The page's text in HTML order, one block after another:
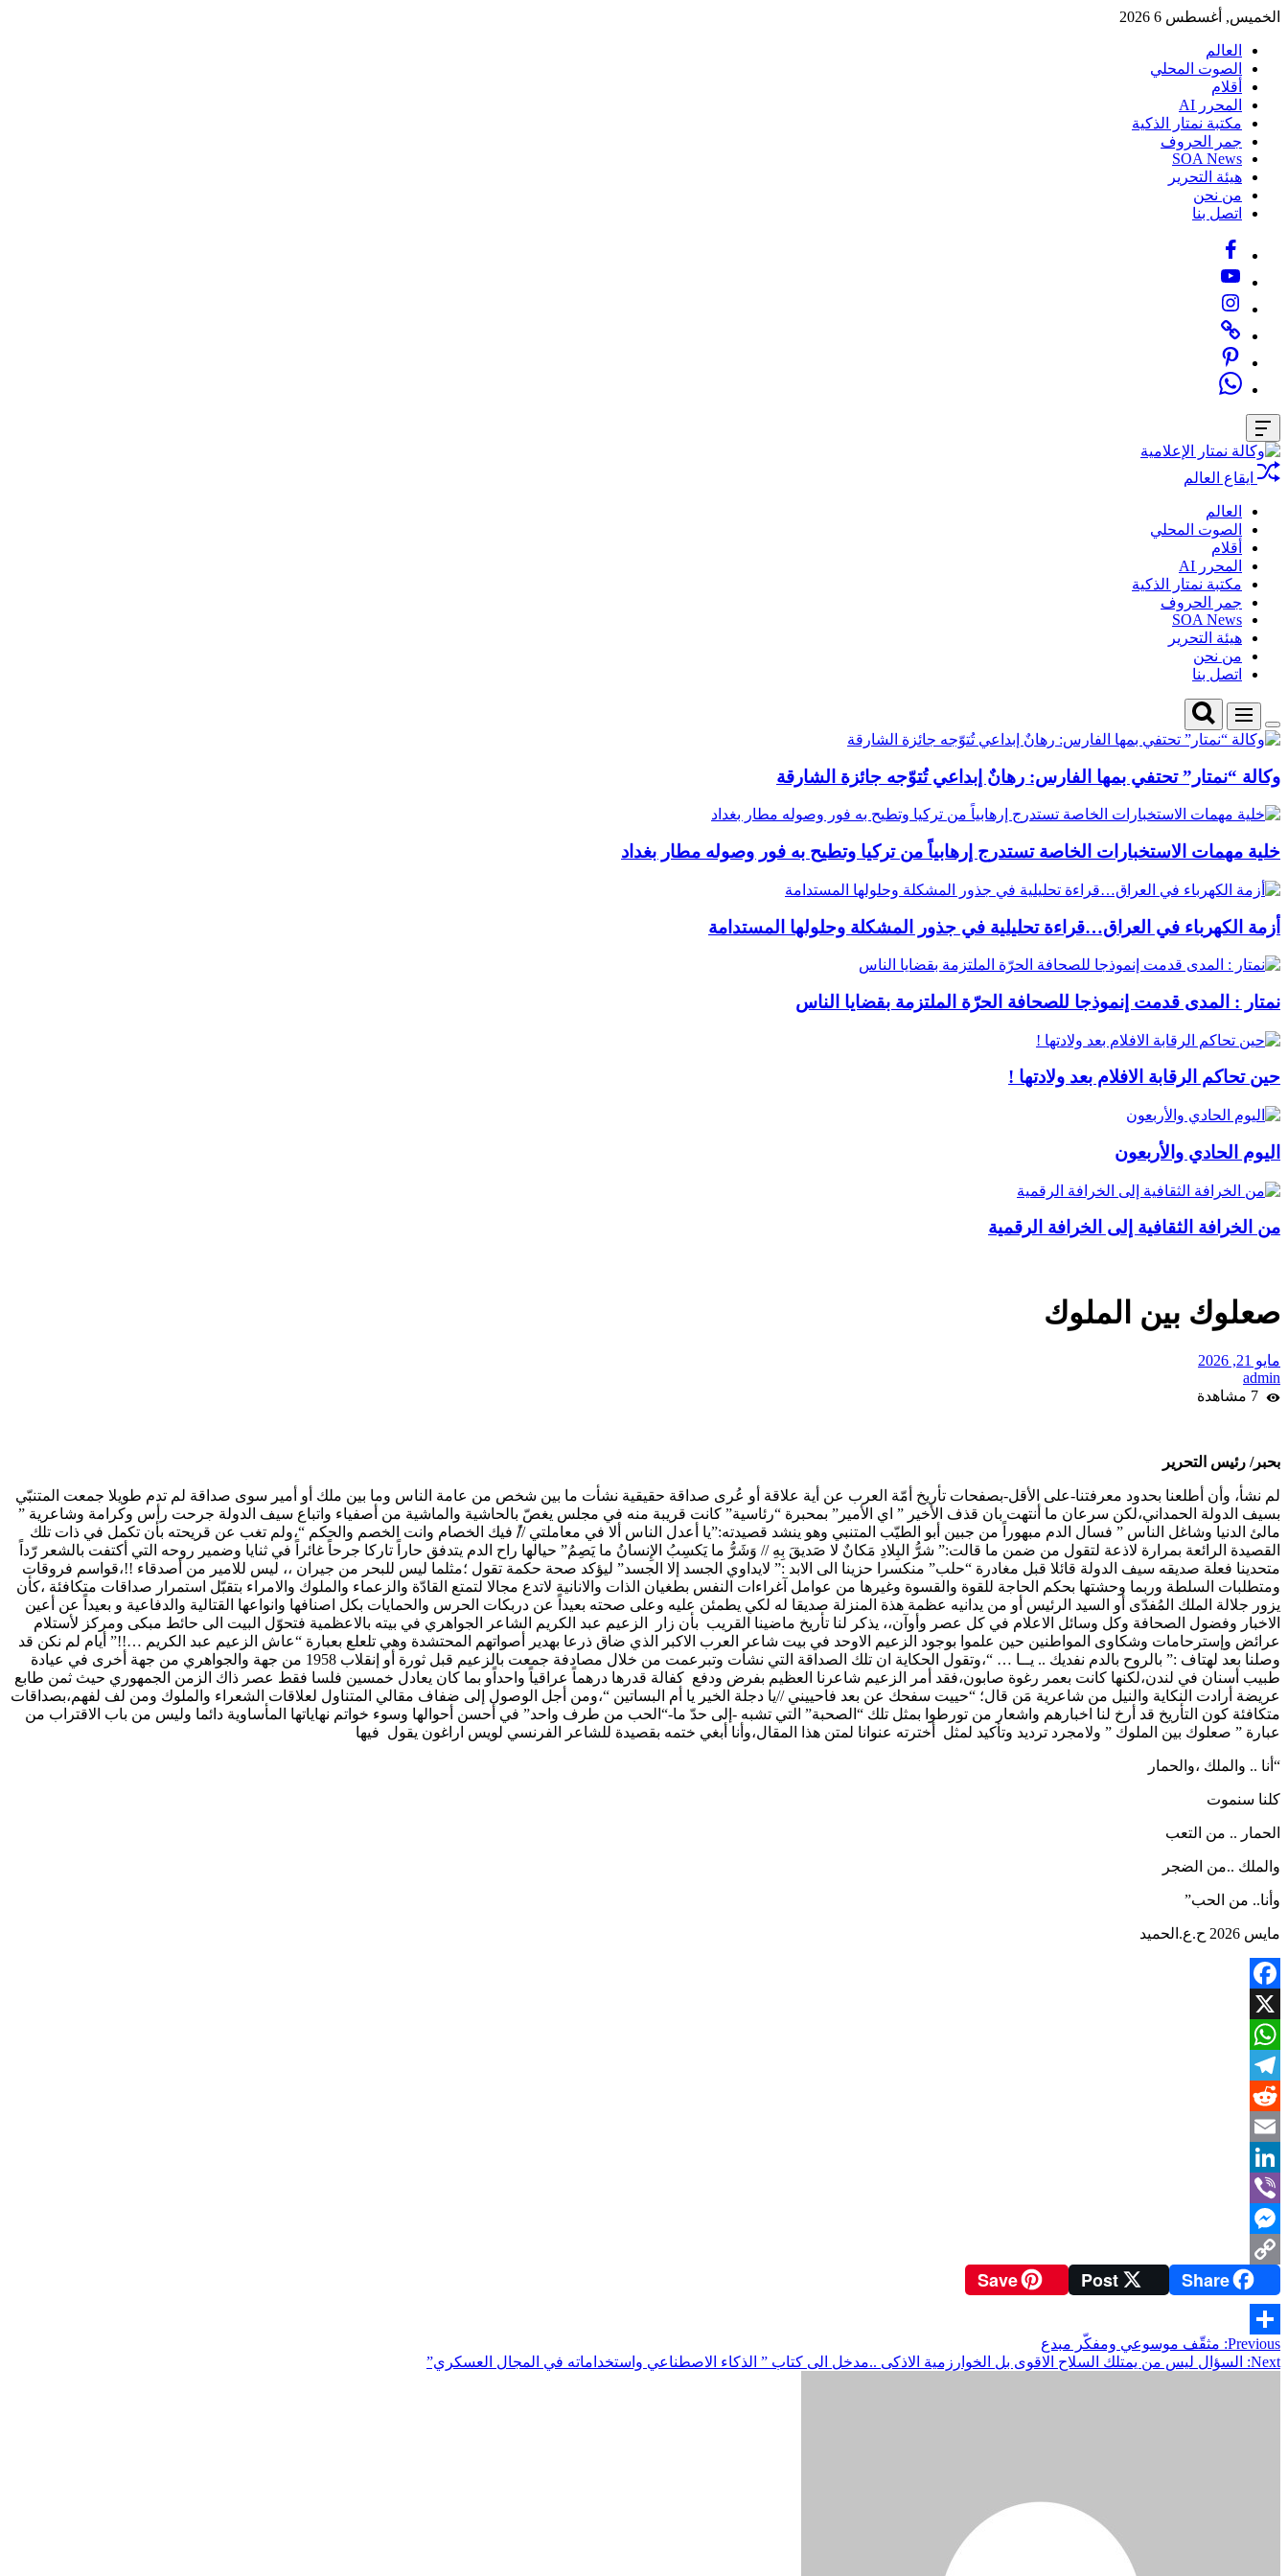
Skip
content
الخميس, أغسطس 6 2026
العالم
الصوت المحلي
أقلام
المحرر AI
مكتبة نمتار الذكية
جمر الحروف
SOA News
هيئة التحرير
من نحن
اتصل بنا
Facebook
Youtube
Instagram
Twitter
Pinterest
Whatsapp
Offcanvas
Widget
وكالة
نمتار
الإعلامية
ايقاع العالم
العالم
الصوت المحلي
أقلام
المحرر AI
مكتبة نمتار الذكية
جمر الحروف
SOA News
هيئة التحرير
من نحن
اتصل بنا
Switch
color
Menu
Search
وكالة “نمتار” تحتفي بمها الفارس: رهانٌ إبداعي تُتوّجه جائزة الشارقة
خلية مهمات الاستخبارات الخاصة تستدرج إرهابياً من تركيا وتطيح به فور وصوله مطار بغداد
أزمة الكهرباء في العراق…قراءة تحليلية في جذور المشكلة وحلولها المستدامة
نمتار : المدى قدمت إنموذجا للصحافة الحرّة الملتزمة بقضايا الناس
حين تحاكم الرقابة الافلام بعد ولادتها !
اليوم الحادي والأربعون
من الخرافة الثقافية إلى الخرافة الرقمية
صعلوك بين الملوك
مايو 21, 2026
admin
بحبر/ رئيس التحرير
لم نشأ، وأن أطلعنا بحدود معرفتنا-على الأقل-بصفحات تأريخ أمّة العرب عن أية علاقة أو عُرى صداقة حقيقية نشأت ما بين شخص من عامة الناس وما بين ملك أو أمير سوى صداقة لم تدم طويلا جمعت المتنبّي
بسيف الدولة الحمداني،لكن سرعان ما أنتهت بان قذف الأخير ” اي الأمير” بمحبرة “رئاسية” كانت قريبة منه في مجلس يغصّ بالحاشية والماشية من أصفياء واتباع سيف الدولة جرحت رأس وكرامة وشاعرية ”
مالئ الدنيا وشاغل الناس ” فسال الدم مبهوراً من جبين أبو الطيّب المتنبي وهو ينشد قصيدته:”يا أعدل الناس ألا في معاملتي //ً فيك الخصام وانت الخصم والحكم “،ولم تغب عن قريحته بأن تكمل في ذات تلك
القصيدة الرائعة بمرارة لاذعة لتقول من ضمن ما قالت:” شرُّ البِلادِ مَكانٌ لا صَديقَ بِهِ // وَشَرُّ ما يَكسِبُ الإِنسانُ ما يَصِمُ” حيالها راح الدم يتدفق حاراً تاركا جرحاً غائراً في ثنايا وضمير روحه التي أكتفت بالشعر رّداً
متحدينا فعلة صديقه سيف الدولة قائلا قبل مغادرة “حلب” منكسرا حزينا الى الابد :” لايداوي الجسد إلا الجسد” ليؤكد صحة حكمة تقول ؛مثلما ليس للبحر من جيران ،، ليس للامير من أصدقاء !!،قواسم فروقات
ومتطلبات السلطة وربما وحشتها بحكم الحاجة للقوة والقسوة وغيرها من عوامل آغراءات النفس بطغيان الذات والانانية لاتدع مجالا لتمتع القادّة والزعماء والملوك والامراء بتقبّل استمرار صداقات متكافئة ،كأن
يزور جلالة الملك المُفدّى أو السيد الرئيس أو من يدانيه عظمة هذة المنزلة صديقا له لكي يطمئن عليه وعلى صحته بعيداً عن دربكات الحرس والحمايات بكل اصنافها وانواعها القتالية والدفاعية و بعيداً عن أعين
الاخبار وفضول الصحافة وكل وسائل الاعلام في كل عصر وأوآن،، يذكر لنا تأريخ ماضينا القريب بأن زار الزعيم عبد الكريم الشاعر الجواهري في بيته بالاعظمية فتحوّل البيت الى حائط مبكى ومركز لأستلام
عرائض وإسترحامات وشكاوى المواطنين حين علموا بوجود الزعيم الاوحد في بيت شاعر العرب الاكبر الذي ضاق ذرعا بهدير أصواتهم المحتشدة وهي تلعلع بعبارة “عاش الزعيم عبد الكريم …!!” أيام لم نكن قد
وصلنا بعد لهتاف :” بالروح بالدم نفديك .. يــا … “،وتقول الحكاية ان تلك الصداقة التي نشأت وتبرعمت من خلال مصادفة جمعت بالزعيم قبل ثورة أو إنقلاب 1958 من جهة والجواهري من جهة أخرى في عيادة
طبيب أسنان في لندن،لكنها كانت بعمر رغوة صابون،فقد أمر الزعيم شاعرنا العظيم بفرض ودفع كفالة قدرها درهماً عراقياً واحداًو بما كان يعادل خمسين فلسا فقط عصر ذاك الزمن الجمهوري حيث ثمن طابع
عريضة أرادت النكاية والنيل من شاعرية مَن قال؛ “حييت سفحك عن بعد فاحييني //يا دجلة الخير يا أم البساتين “،ومن أجل الوصول إلى ضفاف مقالي المتناول لعلاقات الشعراء والملوك ومن لف لفهم،بصداقات
متكافئة كون التأريخ قد أرخ لنا اخبارهم واشعار من تورطوا بمثل تلك “الصحبة” التي تشبه -إلى حدّ ما-“الحب من طرف واحد” في أحسن أحوالها وسوء خواتم نهاياتها المأساوية دائما وليس من باب الاقتراب من
عبارة ” صعلوك بين الملوك ” ولامجرد ترديد وتأكيد لمثل أخترته عنوانا لمتن هذا المقال،وأنا أبغي ختمه بقصيدة للشاعر الفرنسي لويس اراغون يقول فيها
“أنا .. والملك ،والحمار
كلنا سنموت
الحمار .. من التعب
والملك ..من الضجر
وأنا.. من الحب”
مايس 2026 ح.ع.الحميد
Facebook
X
WhatsApp
Telegram
Reddit
Email
LinkedIn
Viber
Messenger
Copy
Link
Share
Post
Save
Share
تصفّح
المقالات
Previous: مثقّف موسوعي ومفكّر مبدع
Next:
السؤال ليس من يمتلك السلاح الاقوى بل الخوارزمية الاذكى ..مدخل الى كتاب ” الذكاء الاصطناعي واستخداماته في المجال العسكري”